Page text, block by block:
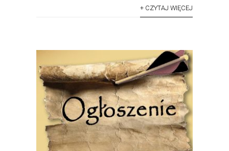
+ CZYTAJ WIĘCEJ